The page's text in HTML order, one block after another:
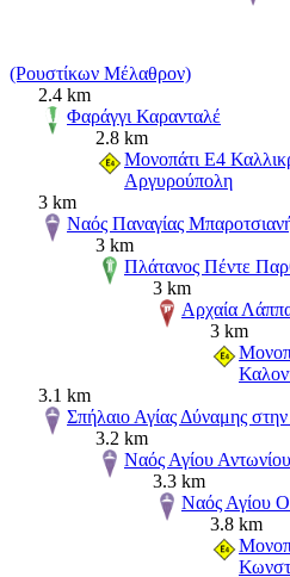
(Ρουστίκων Μέλαθρον)
2.4 km
Φαράγγι Καρανταλέ
2.8 km
Μονοπάτι Ε4
Αργυρούπολη
3 km
Ναός Παναγίας
3 km
Πλάτανος Πέντε
3 km
Αρχαία
3 km
3.1 km
Σπήλαιο Αγίας Δύναμης
3.2 km
Ναός Αγίου
3.3 km
Ναός Αγίου
3.8 km